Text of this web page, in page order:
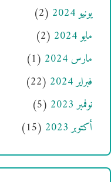
يونيو 2024
(2)
مايو 2024
(2)
مارس 2024
(1)
فبراير 2024
(22)
نوفمبر 2023
(5)
أكتوبر 2023
(15)